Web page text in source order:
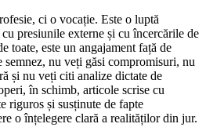
ci o vocație. Este o luptă
presiunile externe și cu încercările de
toate, este un angajament față de
semnez, nu veți găsi compromisuri, nu
și nu veți citi analize dictate de
în schimb, articole scrise cu
riguros și susținute de fapte
o înțelegere clară a realităților din jur.